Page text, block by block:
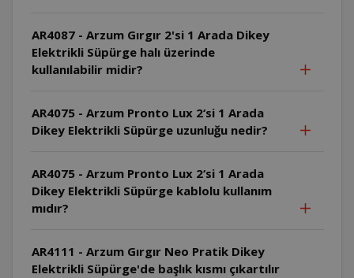
AR4087 - Arzum Gırgır 2'si 1 Arada Dikey
Elektrikli Süpürge halı üzerinde
kullanılabilir midir?
AR4075 - Arzum Pronto Lux 2‘si 1 Arada
Dikey Elektrikli Süpürge uzunluğu nedir?
AR4075 - Arzum Pronto Lux 2‘si 1 Arada
Dikey Elektrikli Süpürge kablolu kullanım
mıdır?
AR4111 - Arzum Gırgır Neo Pratik Dikey
Elektrikli Süpürge'de başlık kısmı çıkartılır